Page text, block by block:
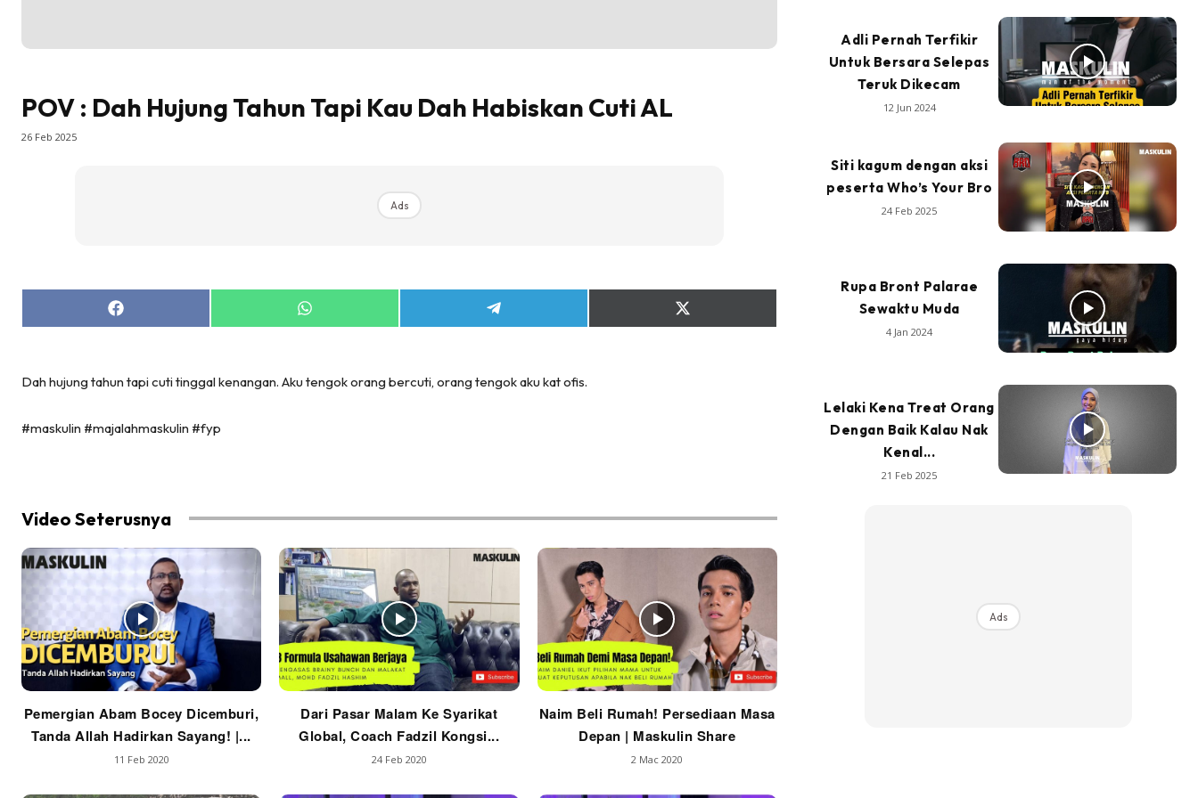
POV : Dah Hujung Tahun Tapi Kau Dah Habiskan Cuti AL
26 Feb 2025
Ads
Share
on
Share
on
Share
on
Share
on
Dah hujung tahun tapi cuti tinggal kenangan. Aku tengok orang bercuti, orang tengok aku kat ofis.
#maskulin #majalahmaskulin #fyp
Video Seterusnya
Pemergian Abam Bocey Dicemburi,
Tanda Allah Hadirkan Sayang! |...
11 Feb 2020
Dari Pasar Malam Ke Syarikat
Global, Coach Fadzil Kongsi...
24 Feb 2020
Naim Beli Rumah! Persediaan Masa
Depan | Maskulin Share
2 Mac 2020
Adli Pernah Terfikir
Untuk Bersara Selepas
Teruk Dikecam
12 Jun 2024
Siti kagum dengan aksi
peserta Who’s Your Bro
24 Feb 2025
Rupa Bront Palarae
Sewaktu Muda
4 Jan 2024
Lelaki Kena Treat Orang
Dengan Baik Kalau Nak
Kenal...
21 Feb 2025
Ads